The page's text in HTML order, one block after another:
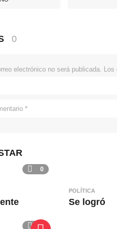
0
electrónico no será publicada. Los
0
POLÍTICA
Se logró
0